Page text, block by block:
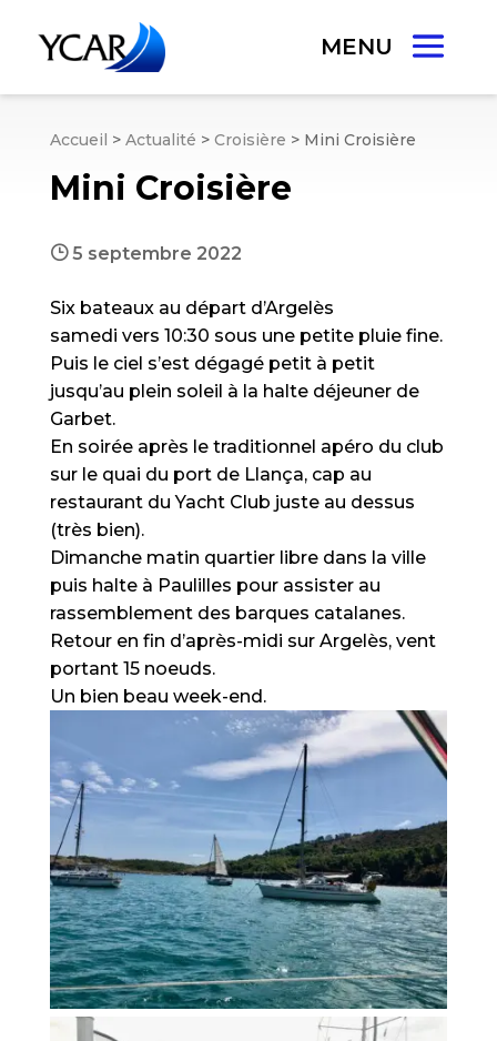
Accueil > Actualité > Croisière > Mini Croisière
Mini Croisière
}5 septembre 2022
Six bateaux au départ d’Argelès
samedi vers 10:30 sous une petite pluie fine.
Puis le ciel s’est dégagé petit à petit
jusqu’au plein soleil à la halte déjeuner de
Garbet.
En soirée après le traditionnel apéro du club
sur le quai du port de Llança, cap au
restaurant du Yacht Club juste au dessus
(très bien).
Dimanche matin quartier libre dans la ville
puis halte à Paulilles pour assister au
rassemblement des barques catalanes.
Retour en fin d’après-midi sur Argelès, vent
portant 15 noeuds.
Un bien beau week-end.